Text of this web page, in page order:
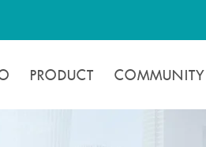
PRODUCT COMMUNITY